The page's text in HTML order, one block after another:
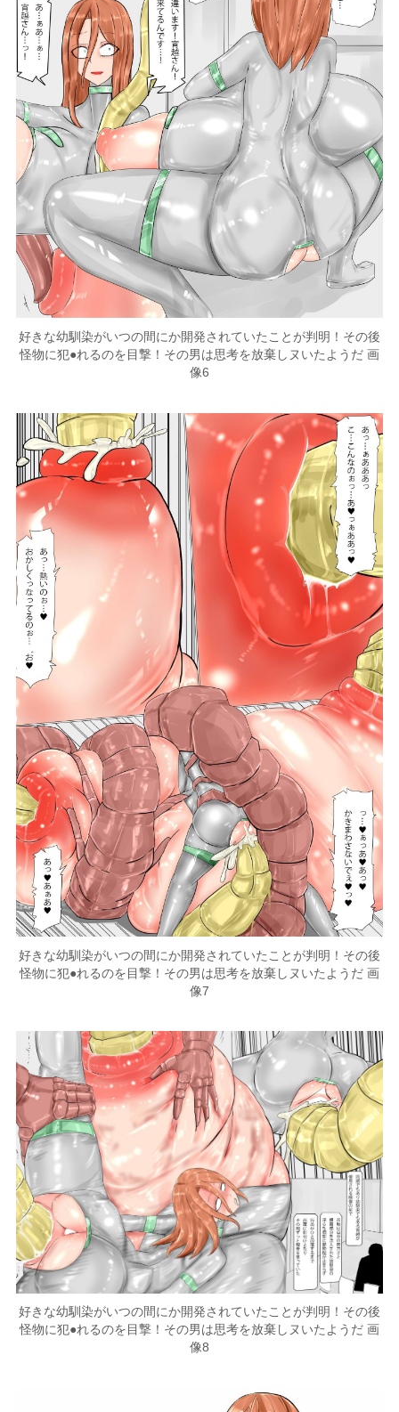
好きな幼馴染がいつの間にか開発されていたことが判明！その後
怪物に犯●れるのを目撃！その男は思考を放棄しヌいたようだ 画
像6
好きな幼馴染がいつの間にか開発されていたことが判明！その後
怪物に犯●れるのを目撃！その男は思考を放棄しヌいたようだ 画
像7
好きな幼馴染がいつの間にか開発されていたことが判明！その後
怪物に犯●れるのを目撃！その男は思考を放棄しヌいたようだ 画
像8